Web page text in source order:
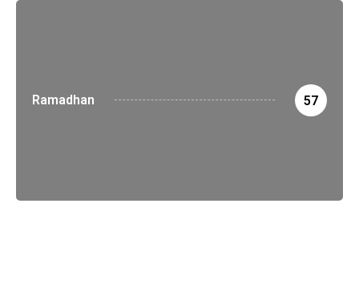
Ramadhan 57